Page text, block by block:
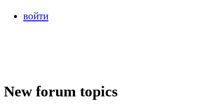
войти
New forum topics